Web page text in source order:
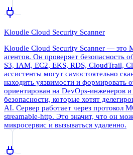
Kloudle Cloud Security Scanner
Kloudle Cloud Security Scanner — это
агентов. Он проверяет безопасность
S3, IAM, EC2, EKS, RDS, CloudTrail,
ассистенты могут самостоятельно
находить уязвимости и формировать
ориентирован на DevOps-инженеров и
безопасности, которые хотят
AI. Сервер работает через протокол
streamable-http. Это значит, что он
микросервис и вызываться удаленно.